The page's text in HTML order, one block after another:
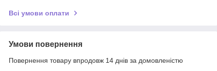
Всі умови оплати
Умови повернення
Повернення товару впродовж 14 днів за домовленістю